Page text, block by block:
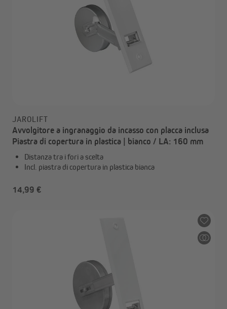
JAROLIFT
Avvolgitore a ingranaggio da incasso con placca inclusa
Piastra di copertura in plastica | bianco / LA: 160 mm
Distanza tra i fori a scelta
Incl. piastra di copertura in plastica bianca
14,99 €